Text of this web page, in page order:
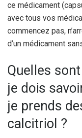
ce médicament
avec tous vos
commencez pas,
d’un médicament
Quelles
je dois
je prends
calcitriol ?